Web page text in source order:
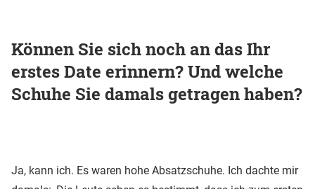
Können Sie sich noch an das Ihr
erstes Date erinnern? Und welche
Schuhe Sie damals getragen haben?
Ja, kann ich. Es waren hohe Absatzschuhe. Ich dachte mir